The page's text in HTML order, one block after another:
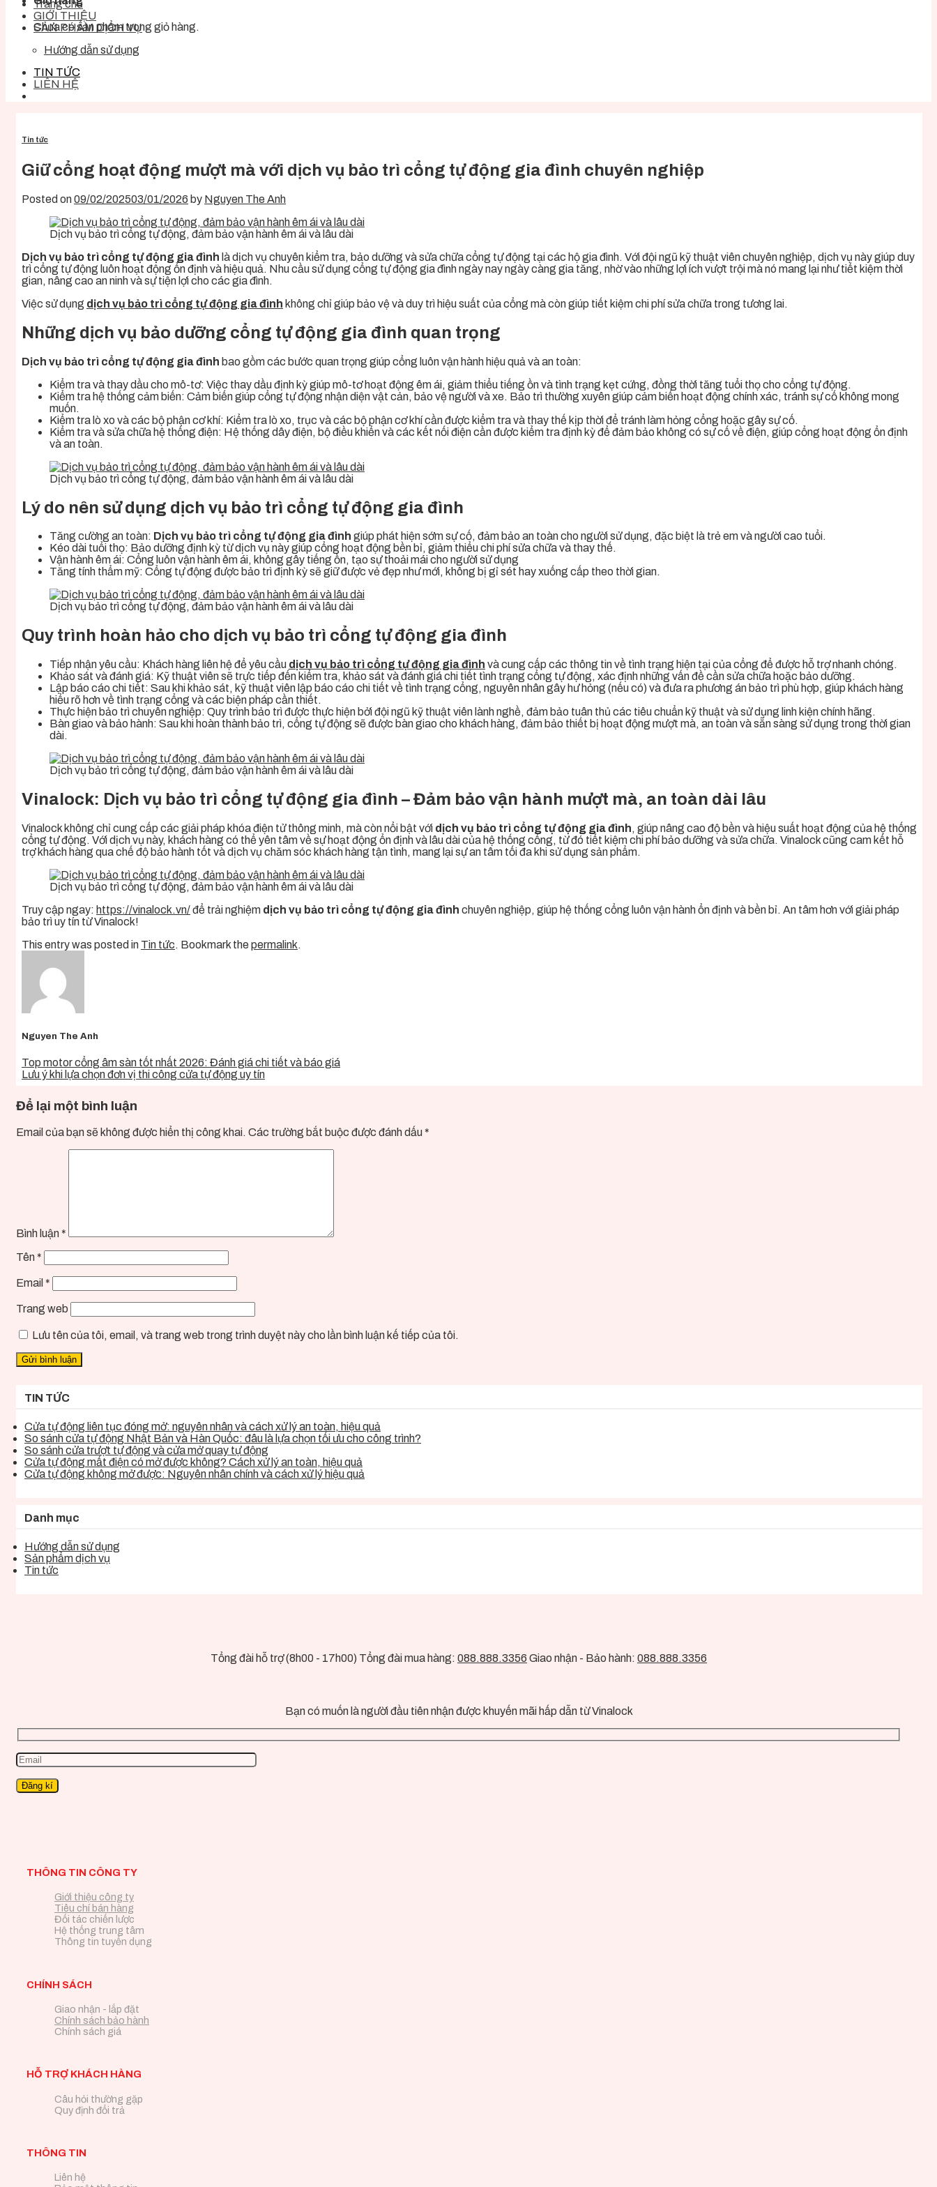
Chưa có sản phẩm trong giỏ hàng.
Trang chủ
GIỚI THIỆU
SẢN PHẨM DỊCH VỤ
Hướng dẫn sử dụng
TIN TỨC
LIÊN HỆ
Tin tức
Giữ cổng hoạt động mượt mà với dịch vụ bảo trì cổng tự động gia đình chuyên nghiệp
Posted on09/02/202503/01/2026 by Nguyen The Anh
Dịch vụ bảo trì cổng tự động, đảm bảo vận hành êm ái và lâu dài
Dịch vụ bảo trì cổng tự động gia đình là dịch vụ chuyên kiểm tra, bảo dưỡng và sửa chữa cổng tự động tại các hộ gia đình. Với đội ngũ kỹ thuật viên chuyên nghiệp, dịch vụ này giúp duy
trì cổng tự động luôn hoạt động ổn định và hiệu quả. Nhu cầu sử dụng cổng tự động gia đình ngày nay ngày càng gia tăng, nhờ vào những lợi ích vượt trội mà nó mang lại như tiết kiệm thời
gian, nâng cao an ninh và sự tiện lợi cho các gia đình.
Việc sử dụng dịch vụ bảo trì cổng tự động gia đình không chỉ giúp bảo vệ và duy trì hiệu suất của cổng mà còn giúp tiết kiệm chi phí sửa chữa trong tương lai.
Những dịch vụ bảo dưỡng cổng tự động gia đình quan trọng
Dịch vụ bảo trì cổng tự động gia đình bao gồm các bước quan trọng giúp cổng luôn vận hành hiệu quả và an toàn:
Kiểm tra và thay dầu cho mô-tơ: Việc thay dầu định kỳ giúp mô-tơ hoạt động êm ái, giảm thiểu tiếng ồn và tình trạng kẹt cứng, đồng thời tăng tuổi thọ cho cổng tự động.
Kiểm tra hệ thống cảm biến: Cảm biến giúp cổng tự động nhận diện vật cản, bảo vệ người và xe. Bảo trì thường xuyên giúp cảm biến hoạt động chính xác, tránh sự cố không mong
muốn.
Kiểm tra lò xo và các bộ phận cơ khí: Kiểm tra lò xo, trục và các bộ phận cơ khí cần được kiểm tra và thay thế kịp thời để tránh làm hỏng cổng hoặc gây sự cố.
Kiểm tra và sửa chữa hệ thống điện: Hệ thống dây điện, bộ điều khiển và các kết nối điện cần được kiểm tra định kỳ để đảm bảo không có sự cố về điện, giúp cổng hoạt động ổn định
và an toàn.
Dịch vụ bảo trì cổng tự động, đảm bảo vận hành êm ái và lâu dài
Lý do nên sử dụng dịch vụ bảo trì cổng tự động gia đình
Tăng cường an toàn: Dịch vụ bảo trì cổng tự động gia đình giúp phát hiện sớm sự cố, đảm bảo an toàn cho người sử dụng, đặc biệt là trẻ em và người cao tuổi.
Kéo dài tuổi thọ: Bảo dưỡng định kỳ từ dịch vụ này giúp cổng hoạt động bền bỉ, giảm thiểu chi phí sửa chữa và thay thế.
Vận hành êm ái: Cổng luôn vận hành êm ái, không gây tiếng ồn, tạo sự thoải mái cho người sử dụng
Tăng tính thẩm mỹ: Cổng tự động được bảo trì định kỳ sẽ giữ được vẻ đẹp như mới, không bị gỉ sét hay xuống cấp theo thời gian.
Dịch vụ bảo trì cổng tự động, đảm bảo vận hành êm ái và lâu dài
Quy trình hoàn hảo cho dịch vụ bảo trì cổng tự động gia đình
Tiếp nhận yêu cầu: Khách hàng liên hệ để yêu cầu dịch vụ bảo trì cổng tự động gia đình và cung cấp các thông tin về tình trạng hiện tại của cổng để được hỗ trợ nhanh chóng.
Khảo sát và đánh giá: Kỹ thuật viên sẽ trực tiếp đến kiểm tra, khảo sát và đánh giá chi tiết tình trạng cổng tự động, xác định những vấn đề cần sửa chữa hoặc bảo dưỡng.
Lập báo cáo chi tiết: Sau khi khảo sát, kỹ thuật viên lập báo cáo chi tiết về tình trạng cổng, nguyên nhân gây hư hỏng (nếu có) và đưa ra phương án bảo trì phù hợp, giúp khách hàng
hiểu rõ hơn về tình trạng cổng và các biện pháp cần thiết.
Thực hiện bảo trì chuyên nghiệp: Quy trình bảo trì được thực hiện bởi đội ngũ kỹ thuật viên lành nghề, đảm bảo tuân thủ các tiêu chuẩn kỹ thuật và sử dụng linh kiện chính hãng.
Bàn giao và bảo hành: Sau khi hoàn thành bảo trì, cổng tự động sẽ được bàn giao cho khách hàng, đảm bảo thiết bị hoạt động mượt mà, an toàn và sẵn sàng sử dụng trong thời gian
dài.
Dịch vụ bảo trì cổng tự động, đảm bảo vận hành êm ái và lâu dài
Vinalock: Dịch vụ bảo trì cổng tự động gia đình – Đảm bảo vận hành mượt mà, an toàn dài lâu
Vinalock không chỉ cung cấp các giải pháp khóa điện tử thông minh, mà còn nổi bật với dịch vụ bảo trì cổng tự động gia đình, giúp nâng cao độ bền và hiệu suất hoạt động của hệ thống
cổng tự động. Với dịch vụ này, khách hàng có thể yên tâm về sự hoạt động ổn định và lâu dài của hệ thống cổng, từ đó tiết kiệm chi phí bảo dưỡng và sửa chữa. Vinalock cũng cam kết hỗ
trợ khách hàng qua chế độ bảo hành tốt và dịch vụ chăm sóc khách hàng tận tình, mang lại sự an tâm tối đa khi sử dụng sản phẩm.
Dịch vụ bảo trì cổng tự động, đảm bảo vận hành êm ái và lâu dài
Truy cập ngay: https://vinalock.vn/để trải nghiệm dịch vụ bảo trì cổng tự động gia đình chuyên nghiệp, giúp hệ thống cổng luôn vận hành ổn định và bền bỉ. An tâm hơn với giải pháp
bảo trì uy tín từ Vinalock!
This entry was posted in Tin tức. Bookmark thepermalink.
Nguyen The Anh
Top motor cổng âm sàn tốt nhất 2026: Đánh giá chi tiết và báo giá
Lưu ý khi lựa chọn đơn vị thi công cửa tự động uy tín
Để lại một bình luận
Email của bạn sẽ không được hiển thị công khai. Các trường bắt buộc được đánh dấu *
Bình luận *
Tên *
Email *
Trang web
Lưu tên của tôi, email, và trang web trong trình duyệt này cho lần bình luận kế tiếp của tôi.
TIN TỨC
Cửa tự động liên tục đóng mở: nguyên nhân và cách xử lý an toàn, hiệu quả
So sánh cửa tự động Nhật Bản và Hàn Quốc: đâu là lựa chọn tối ưu cho công trình?
So sánh cửa trượt tự động và cửa mở quay tự động
Cửa tự động mất điện có mở được không? Cách xử lý an toàn, hiệu quả
Cửa tự động không mở được: Nguyên nhân chính và cách xử lý hiệu quả
Danh mục
Hướng dẫn sử dụng
Sản phẩm dịch vụ
Tin tức
Tổng đài hỗ trợ (8h00 - 17h00) Tổng đài mua hàng: 088.888.3356 Giao nhận - Bảo hành: 088.888.3356
Bạn có muốn là người đầu tiên nhận được khuyến mãi hấp dẫn từ Vinalock
THÔNG TIN CÔNG TY
Giới thiệu công ty
Tiêu chí bán hàng
Đối tác chiến lược
Hệ thống trung tâm
Thông tin tuyển dụng
CHÍNH SÁCH
Giao nhận - lắp đặt
Chính sách bảo hành
Chính sách giá
HỖ TRỢ KHÁCH HÀNG
Câu hỏi thường gặp
Quy định đổi trả
THÔNG TIN
Liên hệ